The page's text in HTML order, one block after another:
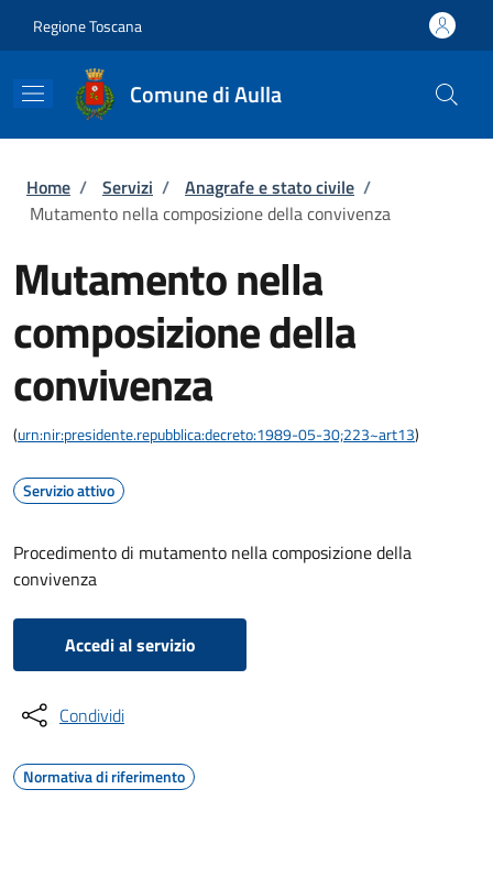
Regione Toscana
Comune di Aulla
Briciole di pane
Home / Servizi / Anagrafe e stato civile /
Mutamento nella composizione della convivenza
Mutamento nella
composizione della
convivenza
(urn:nir:presidente.repubblica:decreto:1989-05-30;223~art13)
Servizio attivo
Procedimento di mutamento nella composizione della
convivenza
Accedi al servizio
Condividi
Normativa di riferimento